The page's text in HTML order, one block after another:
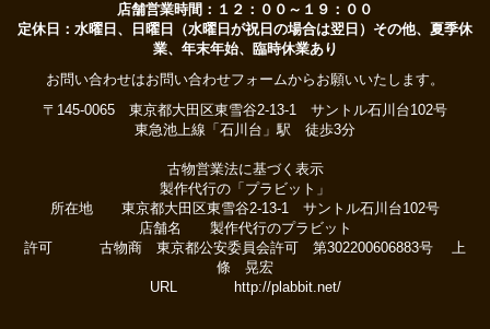
店舗営業時間：１２：００～１９：００
定休日：水曜日、日曜日（水曜日が祝日の場合は翌日）その他、夏季休
業、年末年始、臨時休業あり
お問い合わせはお問い合わせフォームからお願いいたします。
〒145-0065 東京都大田区東雪谷2-13-1 サントル石川台102号
東急池上線「石川台」駅 徒歩3分
古物営業法に基づく表示
製作代行の「プラビット」
所在地 東京都大田区東雪谷2-13-1 サントル石川台102号
店舗名 製作代行のプラビット
許可 古物商 東京都公安委員会許可 第302200606883号 上
條 晃宏
URL http://plabbit.net/